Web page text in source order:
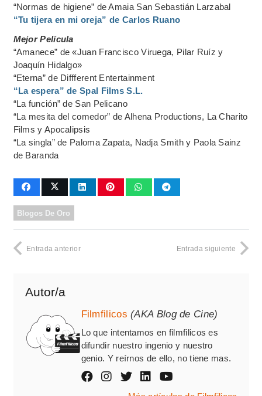
“Normas de higiene” de Amaia San Sebastián Larzabal
“Tu tijera en mi oreja” de Carlos Ruano
Mejor Película
“Amanece” de «Juan Francisco Viruega, Pilar Ruíz y
Joaquín Hidalgo»
“Eterna” de Diffferent Entertainment
“La espera” de Spal Films S.L.
“La función” de San Pelicano
“La mesita del comedor” de Alhena Productions, La Charito
Films y Apocalipsis
“La singla” de Paloma Zapata, Nadja Smith y Paola Sainz
de Baranda
Blogos De Oro
Entrada anterior Entrada siguiente
Autor/a
Filmfilicos (AKA Blog de Cine)
Lo que intentamos en filmfilicos es
difundir nuestro ingenio y nuestro
genio. Y reírnos de ello, no tiene mas.